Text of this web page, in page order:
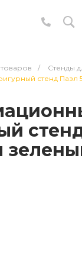
/ Стенды
стенд Пазл